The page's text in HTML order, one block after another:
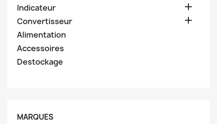
Indicateur 
Convertisseur 
Alimentation
Accessoires
Destockage
MARQUES